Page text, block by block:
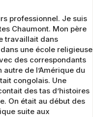
professionnel. Je suis
Chaumont. Mon père
travaillait dans
une école religieuse
des correspondants
autre de l’Amérique du
congolais. Une
des tas d’histoires
On était au début des
suite aux